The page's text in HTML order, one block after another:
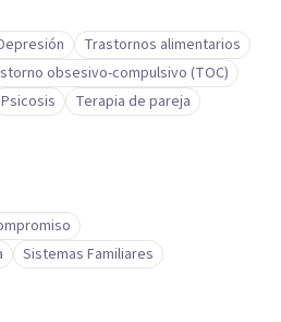
Trastornos alimentarios
obsesivo-compulsivo (TOC)
Psicosis Terapia de pareja
Sistemas Familiares